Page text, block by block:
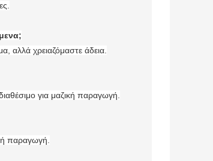
αλλά χρειαζόμαστε άδεια.
για μαζική παραγωγή.
παραγωγή.